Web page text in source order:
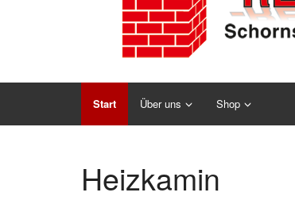
Start Über uns Shop
Heizkamin